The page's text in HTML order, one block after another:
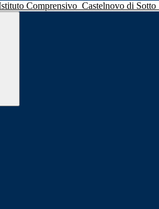
Comprensivo Castelnovo di Sotto